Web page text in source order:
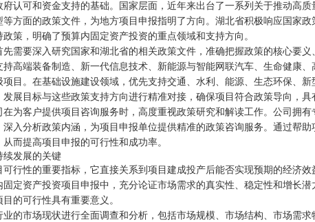
认可和资金支持的基础。国家层面，近年来出台了一系列关于推动高
方面的政策文件，为地方项目申报指明了方向。湖北省积极响应国家
策，明确了预算内固定资产投资的重点领域和支持方向。
需要深入研究国家和湖北省的相关政策文件，准确把握政策的核心要义
高端装备制造、新一代信息技术、新能源与智能网联汽车、生命健康
目。在基础设施建设领域，优先支持交通、水利、能源、生态环保、
展目标与这些政策支持方向进行精准对接，确保项目符合政策导向，具
为客户提供项目咨询服务时，高度重视政策研究和解读工作。公司拥
入分析政策内涵，为项目申报单位提供精准的政策咨询服务。通过帮
而提高项目申报的可行性和成功率。
续发展的关键
行性的重要指标，它直接关系到项目建成投产后能否实现预期的经济
定资产投资项目申报中，充分论证市场需求的真实性、稳定性和增长
的可行性具有重要意义。
的市场现状进行全面调查和分析，包括市场规模、市场结构、市场需